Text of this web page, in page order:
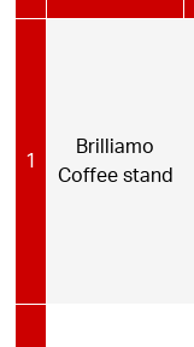
1
Brilliamo
Coffee stand